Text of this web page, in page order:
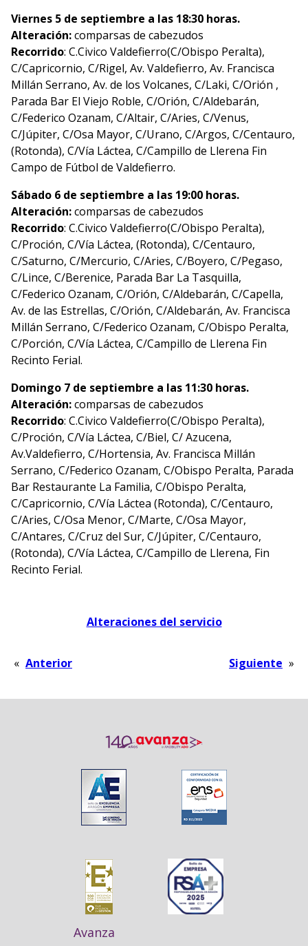
Viernes 5 de septiembre a las 18:30 horas.
Alteración:comparsas de cabezudos
Recorrido: C.Civico Valdefierro(C/Obispo Peralta),
C/Capricornio, C/Rigel, Av. Valdefierro, Av. Francisca
Millán Serrano, Av. de los Volcanes, C/Laki, C/Orión ,
Parada Bar El Viejo Roble, C/Orión, C/Aldebarán,
C/Federico Ozanam, C/Altair, C/Aries, C/Venus,
C/Júpiter, C/Osa Mayor, C/Urano, C/Argos, C/Centauro,
(Rotonda), C/Vía Láctea, C/Campillo de Llerena Fin
Campo de Fútbol de Valdefierro.
Sábado 6 de septiembre a las 19:00 horas.
Alteración:comparsas de cabezudos
Recorrido: C.Civico Valdefierro(C/Obispo Peralta),
C/Proción, C/Vía Láctea, (Rotonda), C/Centauro,
C/Saturno, C/Mercurio, C/Aries, C/Boyero, C/Pegaso,
C/Lince, C/Berenice, Parada Bar La Tasquilla,
C/Federico Ozanam, C/Orión, C/Aldebarán, C/Capella,
Av. de las Estrellas, C/Orión, C/Aldebarán, Av. Francisca
Millán Serrano, C/Federico Ozanam, C/Obispo Peralta,
C/Porción, C/Vía Láctea, C/Campillo de Llerena Fin
Recinto Ferial.
Domingo 7 de septiembre a las 11:30 horas.
Alteración:comparsas de cabezudos
Recorrido: C.Civico Valdefierro(C/Obispo Peralta),
C/Proción, C/Vía Láctea, C/Biel, C/ Azucena,
Av.Valdefierro, C/Hortensia, Av. Francisca Millán
Serrano, C/Federico Ozanam, C/Obispo Peralta, Parada
Bar Restaurante La Familia, C/Obispo Peralta,
C/Capricornio, C/Vía Láctea (Rotonda), C/Centauro,
C/Aries, C/Osa Menor, C/Marte, C/Osa Mayor,
C/Antares, C/Cruz del Sur, C/Júpiter, C/Centauro,
(Rotonda), C/Vía Láctea, C/Campillo de Llerena, Fin
Recinto Ferial.
Alteraciones del servicio
« Anterior Siguiente »
Avanza